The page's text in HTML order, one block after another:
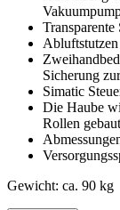
Transparente
Sicherung
Simatic
Die Haube
Rollen gebaut
Gewicht: ca. 90 kg